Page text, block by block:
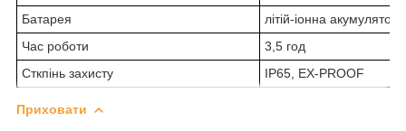
Батарея
літій-іонна
Час роботи
3,5 год
Сткпінь захисту
IP65, EX-PROOF
Приховати